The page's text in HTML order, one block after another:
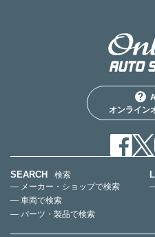
オンライン
SEARCH
検索
— メーカー・ショップで検索
— 車両で検索
— パーツ・製品で検索